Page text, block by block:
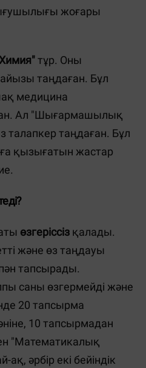
жоғары
тұр. Оны
таңдаған. Бұл
медицина
Ал "Шығармашылық
талапкер таңдаған. Бұл
қызығатын жастар
өзгеріссіз қалады.
және өз таңдауы
тапсырады.
саны өзгермейді және
20 тапсырма
10 тапсырмадан
"Математикалық
әрбір екі бейіндік